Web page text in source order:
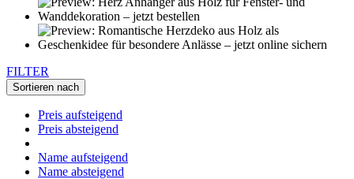
FILTER
Sortieren nach
Preis aufsteigend
Preis absteigend
Name aufsteigend
Name absteigend